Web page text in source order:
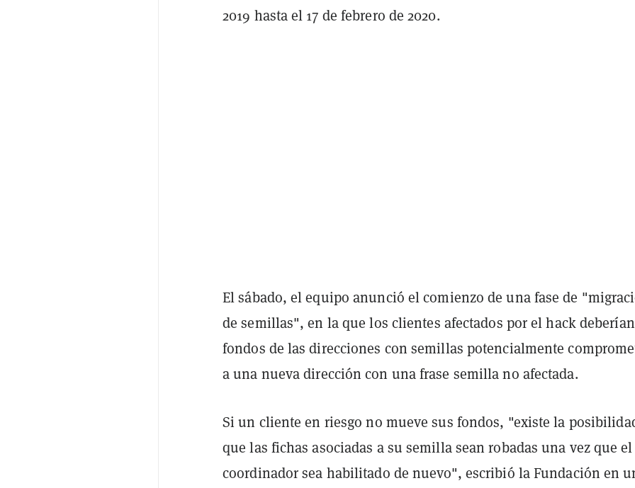
2019 hasta el 17 de febrero de 2020.
El sábado, el equipo anunció el comienzo de una fase de
de semillas", en la que los clientes afectados por el hack
fondos de las direcciones con semillas potencialmente
a una nueva dirección con una frase semilla no afectada.
Si un cliente en riesgo no mueve sus fondos, "existe la
que las fichas asociadas a su semilla sean robadas una vez que el
coordinador sea habilitado de nuevo", escribió la Fundación en